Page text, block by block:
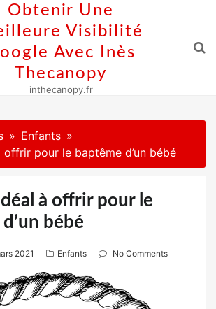
Obtenir Une
Visibilité
Avec Inès
Thecanopy
inthecanopy.fr
Enfants
pour le baptême d’un bébé
à offrir pour le
bébé
2021 Enfants No Comments